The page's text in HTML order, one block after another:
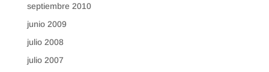
septiembre 2010
junio 2009
julio 2008
julio 2007